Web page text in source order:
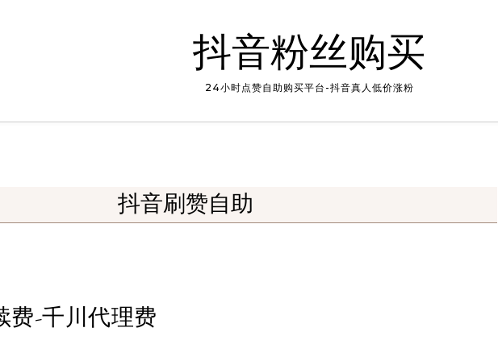
抖音粉丝购买
24小时点赞自助购买平台-抖音真人低价涨粉
抖音刷赞自助
费-千川代理费